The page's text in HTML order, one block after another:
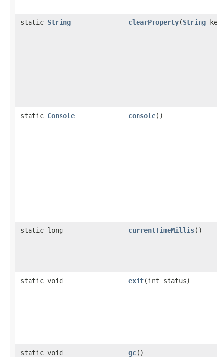
static String clearProperty(String
static Console console()
static long currentTimeMillis()
static void exit(int status)
static void gc()